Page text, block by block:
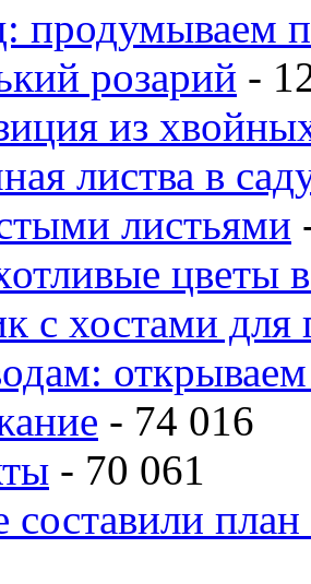
продумываем
розарий -
из
листва в
листьями
цветы
с хостами для
- 74 016
- 70 061
план